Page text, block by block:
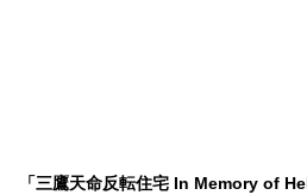
「三鷹天命反転住宅 In Memory of